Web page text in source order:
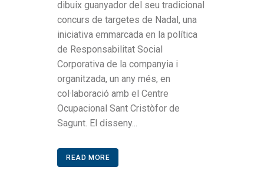
dibuix guanyador del seu tradicional
concurs de targetes de Nadal, una
iniciativa emmarcada en la política
de Responsabilitat Social
Corporativa de la companyia i
organitzada, un any més, en
col·laboració amb el Centre
Ocupacional Sant Cristòfor de
Sagunt. El disseny...
READ MORE